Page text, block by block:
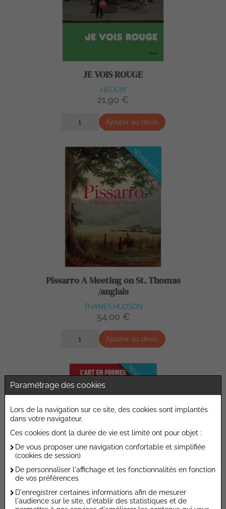
JE VOIS ROUGE
HELIUM
21,90 €
Ajouter au devis
NOUVEAUTÉ
Pissarro A Meeting on St. Thomas
/anglais
THAMES HUDSON
54,00 €
Ajouter au devis
NOUVEAUTÉ
L'art en formes - Calder - Avec 6
Paramétrage des cookies
Lors de la navigation sur ce site, des cookies sont implantés
dans votre navigateur.
Ces cookies dont la durée de vie est limité ont pour objet :
De vous proposer une navigation confortable et simplifiée
(cookies de session)
De personnaliser l'affichage et les fonctionnalités en fonction
de vos préférences
D'enregistrer certaines informations afin de mesurer
l'audience sur le site, d'établir des statistiques et de